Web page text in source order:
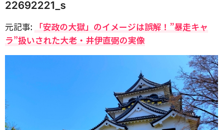
22692221_s
元記事: 「安政の大獄」のイメージは誤解！”暴走キャ
ラ”扱いされた大老・井伊直弼の実像